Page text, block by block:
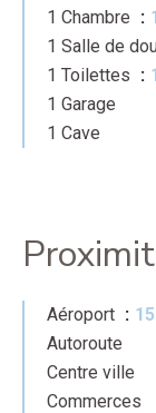
1 Chambre
1 Salle de
1 Toilettes
1 Garage
1 Cave
Aéroport
Autoroute
Centre ville
Commerces